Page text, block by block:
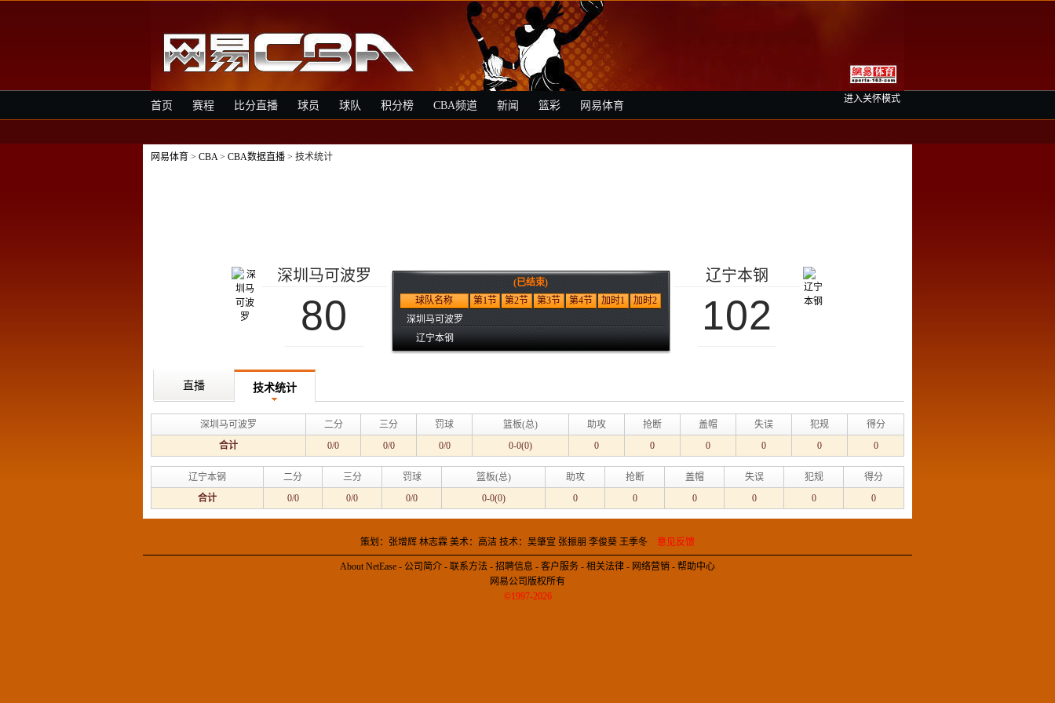
进入关怀模式
首页 赛程 比分直播 球员 球队 积分榜 CBA频道 新闻 篮彩 网易体育
网易体育 > CBA> CBA数据直播 > 技术统计
深圳马可波罗
80
(已结束)
球队名称
第1节 第2节 第3节 第4节 加时1
加时2
深圳马可波罗
辽宁本钢
辽宁本钢
102
直播 技术统计
深圳马可波罗 二分 三分 罚球 篮板(总) 助攻 抢断 盖帽 失误 犯规
得分
合计
0/0 0/0 0/0 0-0(0) 0 0 0 0 0 0
辽宁本钢 二分 三分 罚球 篮板(总) 助攻 抢断 盖帽 失误 犯规
得分
合计
0/0 0/0 0/0 0-0(0) 0 0 0 0 0 0
策划：张增辉 林志霖 美术：高洁 技术：吴肇宣 张振朋 李俊葵 王季冬 意见反馈
About NetEase - 公司简介 - 联系方法 - 招聘信息 - 客户服务 - 相关法律 - 网络营销 - 帮助中心
网易公司版权所有
©1997-2026